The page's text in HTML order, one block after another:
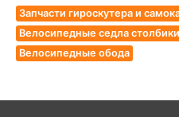
Запчасти гироскутера и
Велосипедные седла
Велосипедные обода